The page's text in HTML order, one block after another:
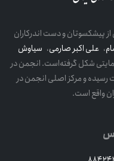
و دست اندرکاران
علی اکبر صارمی،سیاوش
شکل گرفته‌است. انجمن در
شماره ثبت ۱۶۳۹۲ به ثبت رسیده و مرکز اصلی انجمن در
است.